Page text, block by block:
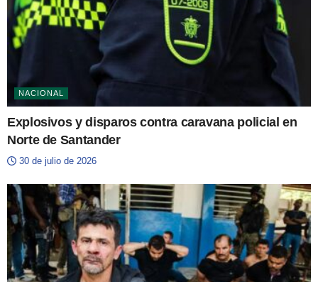
NACIONAL
Explosivos y disparos contra caravana policial en
Norte de Santander
30 de julio de 2026